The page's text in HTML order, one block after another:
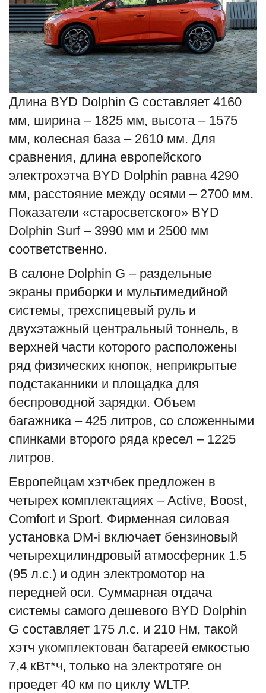
Длина BYD Dolphin G составляет 4160
мм, ширина – 1825 мм, высота – 1575
мм, колесная база – 2610 мм. Для
сравнения, длина европейского
электрохэтча BYD Dolphin равна 4290
мм, расстояние между осями – 2700 мм.
Показатели «старосветского» BYD
Dolphin Surf – 3990 мм и 2500 мм
соответственно.
В салоне Dolphin G – раздельные
экраны приборки и мультимедийной
системы, трехспицевый руль и
двухэтажный центральный тоннель, в
верхней части которого расположены
ряд физических кнопок, неприкрытые
подстаканники и площадка для
беспроводной зарядки. Объем
багажника – 425 литров, со сложенными
спинками второго ряда кресел – 1225
литров.
Европейцам хэтчбек предложен в
четырех комплектациях – Active, Boost,
Comfort и Sport. Фирменная силовая
установка DM-i включает бензиновый
четырехцилиндровый атмосферник 1.5
(95 л.с.) и один электромотор на
передней оси. Суммарная отдача
системы самого дешевого BYD Dolphin
G составляет 175 л.с. и 210 Нм, такой
хэтч укомплектован батареей емкостью
7,4 кВт*ч, только на электротяге он
проедет 40 км по циклу WLTP.